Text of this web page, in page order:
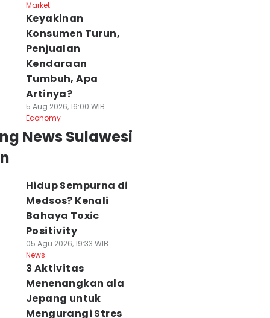
Market
Keyakinan
Konsumen Turun,
Penjualan
Kendaraan
Tumbuh, Apa
Artinya?
5 Aug 2026, 16:00 WIB
Economy
News Sulawesi
Hidup Sempurna di
Medsos? Kenali
Bahaya Toxic
Positivity
05 Agu 2026, 19:33 WIB
News
3 Aktivitas
Menenangkan ala
Jepang untuk
Mengurangi Stres